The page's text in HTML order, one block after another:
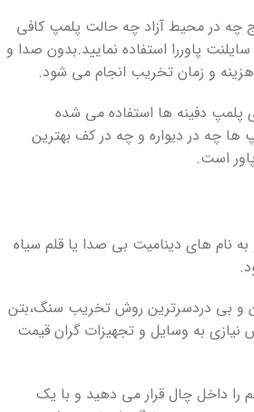
چه در محیط آزاد چه حالت پلمپ کافی
پاوررا استفاده نمایید.بدون صدا و
هزینه و زمان تخریب انجام می شود.
پلمپ دفینه ها استفاده می شده
چه در دیواره و چه در کف بهترین
است.
نام های دینامیت بی صدا یا قلم سیاه
و بی دردسرترین روش تخریب سنگ،بتن
به وسایل و تجهیزات گران قیمت
را داخل چال قرار می دهید و با یک